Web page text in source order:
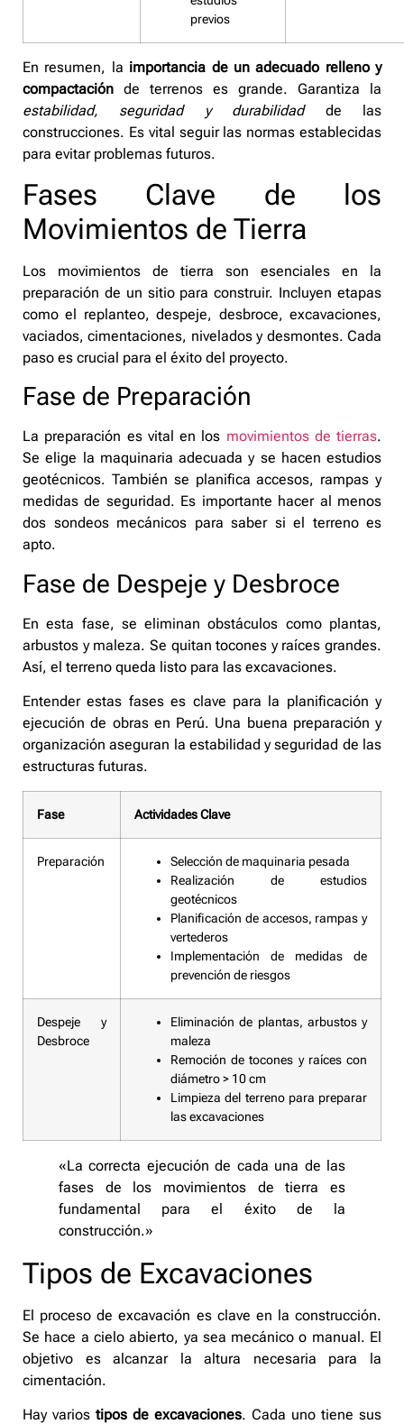
previos
En resumen, la importancia de un adecuado relleno y
compactación de terrenos es grande. Garantiza la
estabilidad, seguridad y durabilidadde las
construcciones. Es vital seguir las normas establecidas
para evitar problemas futuros.
Fases Clave de los
Movimientos de Tierra
Los movimientos de tierra son esenciales en la
preparación de un sitio para construir. Incluyen etapas
como el replanteo, despeje, desbroce, excavaciones,
vaciados, cimentaciones, nivelados y desmontes. Cada
paso es crucial para el éxito del proyecto.
Fase de Preparación
La preparación es vital en los movimientos de tierras.
Se elige la maquinaria adecuada y se hacen estudios
geotécnicos. También se planifica accesos, rampas y
medidas de seguridad. Es importante hacer al menos
dos sondeos mecánicos para saber si el terreno es
apto.
Fase de Despeje y Desbroce
En esta fase, se eliminan obstáculos como plantas,
arbustos y maleza. Se quitan tocones y raíces grandes.
Así, el terreno queda listo para las excavaciones.
Entender estas fases es clave para la planificación y
ejecución de obras en Perú. Una buena preparación y
organización aseguran la estabilidad y seguridad de las
estructuras futuras.
Fase Actividades Clave
Preparación
Selección de maquinaria pesada
Realización de estudios
geotécnicos
Planificación de accesos, rampas y
vertederos
Implementación de medidas de
prevención de riesgos
Despeje y
Desbroce
Eliminación de plantas, arbustos y
maleza
Remoción de tocones y raíces con
diámetro > 10 cm
Limpieza del terreno para preparar
las excavaciones
«La correcta ejecución de cada una de las
fases de los movimientos de tierra es
fundamental para el éxito de la
construcción.»
Tipos de Excavaciones
El proceso de excavación es clave en la construcción.
Se hace a cielo abierto, ya sea mecánico o manual. El
objetivo es alcanzar la altura necesaria para la
cimentación.
Hay varios tipos de excavaciones. Cada uno tiene sus